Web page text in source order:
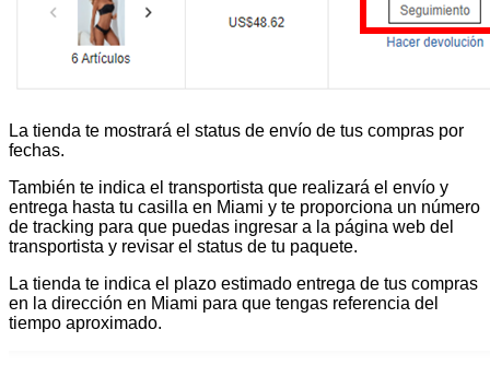
La tienda te mostrará el status de envío de tus compras por
fechas.
También te indica el transportista que realizará el envío y
entrega hasta tu casilla en Miami y te proporciona un número
de tracking para que puedas ingresar a la página web del
transportista y revisar el status de tu paquete.
La tienda te indica el plazo estimado entrega de tus compras
en la dirección en Miami para que tengas referencia del
tiempo aproximado.